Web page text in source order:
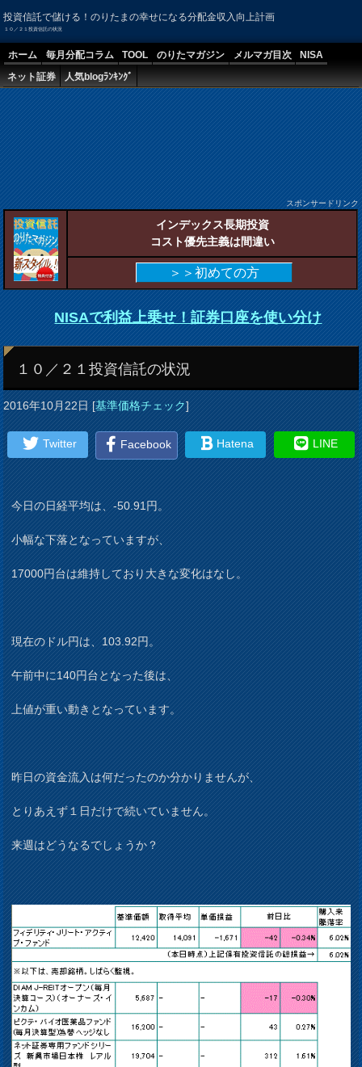
投資信託で儲ける！のりたまの幸せになる分配金収入向上計画
１０／２１投資信託の状況
ホーム 毎月分配コラム TOOL のりたマガジン メルマガ目次
NISA
ネット証券
人気blogﾗﾝｷﾝｸﾞ
スポンサードリンク
インデックス長期投資
コスト優先主義は間違い
＞＞初めての方
NISAで利益上乗せ！証券口座を使い分け
１０／２１投資信託の状況
2016年10月22日[基準価格チェック]
Twitter Facebook Hatena LINE
今日の日経平均は、-50.91円。
小幅な下落となっていますが、
17000円台は維持しており大きな変化はなし。
現在のドル円は、103.92円。
午前中に140円台となった後は、
上値が重い動きとなっています。
昨日の資金流入は何だったのか分かりませんが、
とりあえず１日だけで続いていません。
来週はどうなるでしょうか？